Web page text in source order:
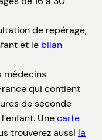
de repérage,
et le bilan
médecins
qui contient
de seconde
Unecarte
trouverez aussi la